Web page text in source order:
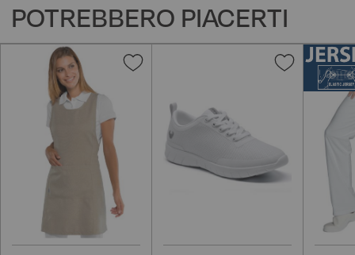
POTREBBERO PIACERTI
Aggiungi
desideri
Aggiungi
desideri